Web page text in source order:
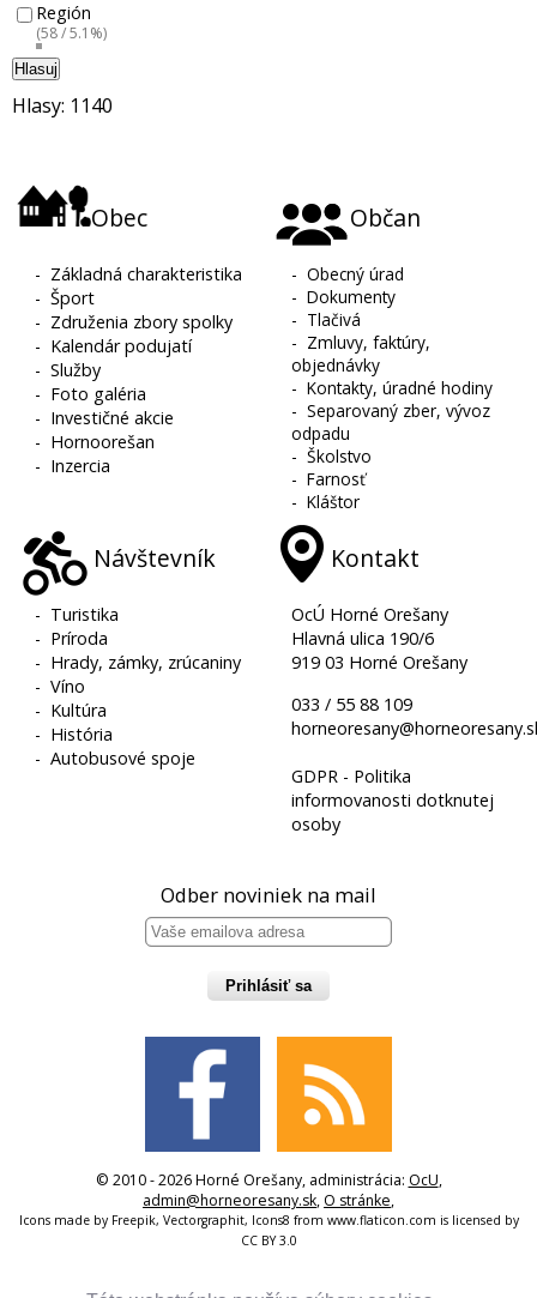
Región
(58 / 5.1%)
Hlasuj
Hlasy: 1140
Obec
- Základná charakteristika
-Šport
- Združenia zbory spolky
- Kalendár podujatí
-Služby
- Foto galéria
- Investičné akcie
- Hornoorešan
- Inzercia
Občan
-Obecný úrad
-Dokumenty
- Tlačivá
- Zmluvy, faktúry,
objednávky
-Kontakty, úradné hodiny
-Separovaný zber, vývoz
odpadu
-Školstvo
-Farnosť
-Kláštor
Návštevník
- Turistika
- Príroda
- Hrady, zámky, zrúcaniny
-Víno
- Kultúra
- História
-Autobusové spoje
Kontakt
OcÚ Horné Orešany
Hlavná ulica 190/6
919 03 Horné Orešany
033 / 55 88 109
GDPR - Politika
informovanosti dotknutej
osoby
Odber noviniek na mail
Prihlásiť sa
© 2010 - 2026 Horné Orešany, administrácia: OcU,
admin@horneoresany.sk, O stránke,
Icons made by Freepik, Vectorgraphit, Icons8 from www.flaticon.com is licensed by
CC BY 3.0